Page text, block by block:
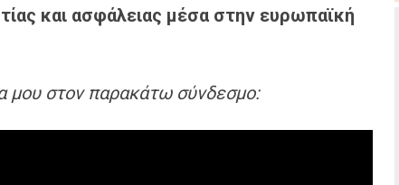
και ασφάλειας μέσα στην ευρωπαϊκή
μου στον παρακάτω σύνδεσμο: